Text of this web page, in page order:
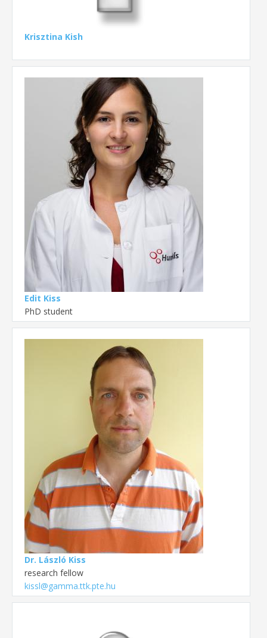
Krisztina Kish
Edit Kiss
PhD student
Dr. László Kiss
research fellow
kissl@gamma.ttk.pte.hu